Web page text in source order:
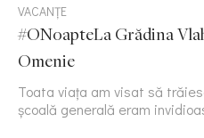
VACANȚE
#ONoapteLa Grădina
Omenie
Toata viața am visat să
școală generală eram